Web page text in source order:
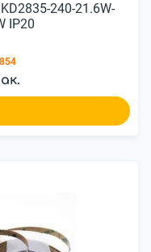
240-21.6W-
IP20